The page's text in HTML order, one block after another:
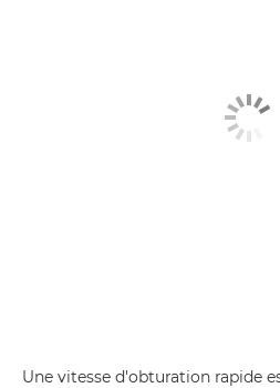
Une vitesse d'obturation rapide